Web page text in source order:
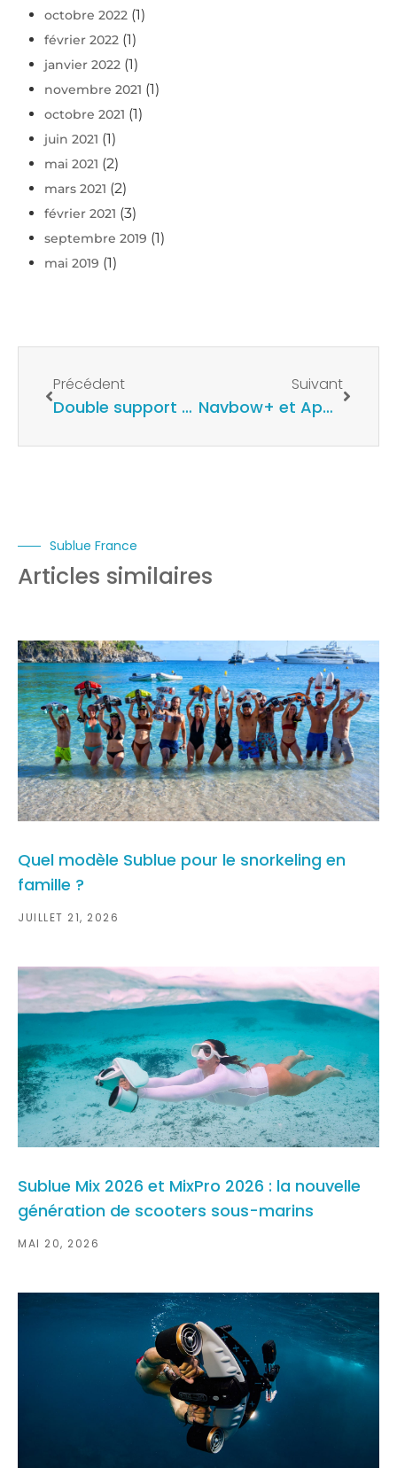
octobre 2022 (1)
février 2022 (1)
janvier 2022 (1)
novembre 2021 (1)
octobre 2021 (1)
juin 2021 (1)
mai 2021 (2)
mars 2021 (2)
février 2021 (3)
septembre 2019 (1)
mai 2019 (1)
Précédent
Double support Tini , La nouveauté de Sublue
Suivant
Navbow+ et Apple Watch Ultra pour la plongée
Sublue France
Articles similaires
Quel modèle Sublue pour le snorkeling en
famille ?
JUILLET 21, 2026
Sublue Mix 2026 et MixPro 2026 : la nouvelle
génération de scooters sous-marins
MAI 20, 2026